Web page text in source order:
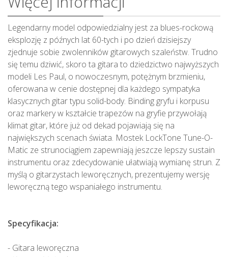
Legendarny model odpowiedzialny jest za blues-rockową
eksplozję z późnych lat 60-tych i po dzień dzisiejszy
zjednuje sobie zwolenników gitarowych szaleństw. Trudno
się temu dziwić, skoro ta gitara to dziedzictwo najwyższych
modeli Les Paul, o nowoczesnym, potężnym brzmieniu,
oferowana w cenie dostępnej dla każdego sympatyka
klasycznych gitar typu solid-body. Binding gryfu i korpusu
oraz markery w kształcie trapezów na gryfie przywołają
klimat gitar, które już od dekad pojawiają się na
największych scenach świata. Mostek LockTone Tune-O-
Matic ze strunociągiem zapewniają jeszcze lepszy sustain
instrumentu oraz zdecydowanie ułatwiają wymianę strun. Z
myślą o gitarzystach leworęcznych, prezentujemy wersję
leworęczną tego wspaniałego instrumentu.
Specyfikacja:
- Gitara leworęczna